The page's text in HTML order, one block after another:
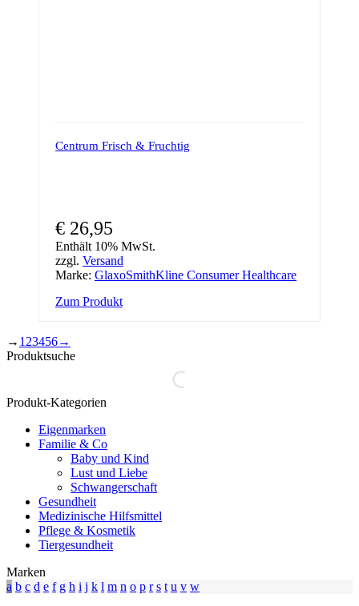
Centrum Frisch & Fruchtig
€ 26,95
Enthält 10% MwSt.
zzgl. Versand
Marke: GlaxoSmithKline Consumer Healthcare
Zum Produkt
→ 1 23456→
Produktsuche
Produkt-Kategorien
Eigenmarken
Familie & Co
Baby und Kind
Lust und Liebe
Schwangerschaft
Gesundheit
Medizinische Hilfsmittel
Pflege & Kosmetik
Tiergesundheit
Marken
a b c d e f g h i j k l m n o p r s t u v w